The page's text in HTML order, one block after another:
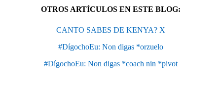
OTROS ARTÍCULOS EN ESTE BLOG:
CANTO SABES DE KENYA? X
#DígochoEu: Non digas *orzuelo
#DígochoEu: Non digas *coach nin *pivot